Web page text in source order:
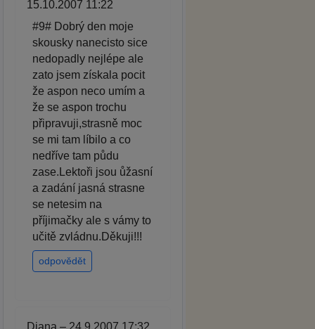
15.10.2007 11:22
#9# Dobrý den moje
skousky nanecisto sice
nedopadly nejlépe ale
zato jsem získala pocit
že aspon neco umím a
že se aspon trochu
připravuji,strasně moc
se mi tam líbilo a co
nedříve tam půdu
zase.Lektoři jsou ůžasní
a zadání jasná strasne
se netesim na
příjimačky ale s vámy to
učitě zvládnu.Děkuji!!!
odpovědět
Diana – 24.9.2007 17:32